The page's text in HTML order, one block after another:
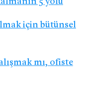
5 yolu
için bütünsel
mı, ofiste